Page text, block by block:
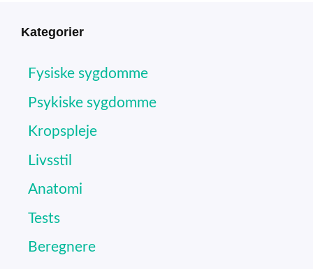
Kategorier
Fysiske sygdomme
Psykiske sygdomme
Kropspleje
Livsstil
Anatomi
Tests
Beregnere